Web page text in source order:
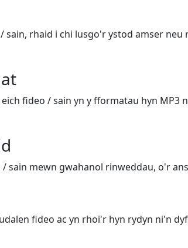
sain, rhaid i chi lusgo'r ystod amser
fideo / sain yn y fformatau hyn MP3
sain mewn gwahanol rinweddau, o'r
fideo ac yn rhoi'r hyn rydyn ni'n